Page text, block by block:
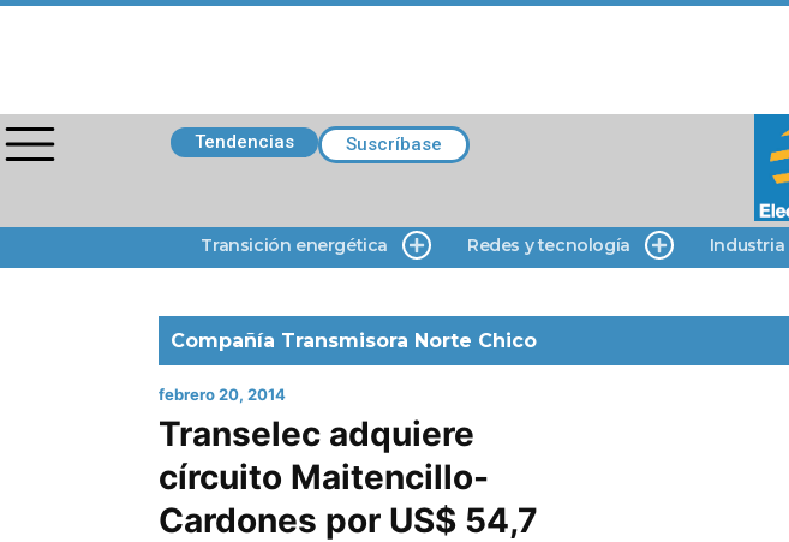
Tendencias Suscríbase
Transición energética Redes y tecnología Industria
Compañía Transmisora Norte Chico
febrero 20, 2014
Transelec adquiere
círcuito Maitencillo-
Cardones por US$ 54,7